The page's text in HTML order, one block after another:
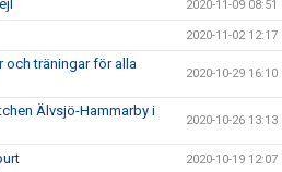
2020-11-09 08:51
2020-11-02 12:17
och träningar för alla
2020-10-29 16:10
Älvsjö-Hammarby i
2020-10-26 13:13
2020-10-19 12:07